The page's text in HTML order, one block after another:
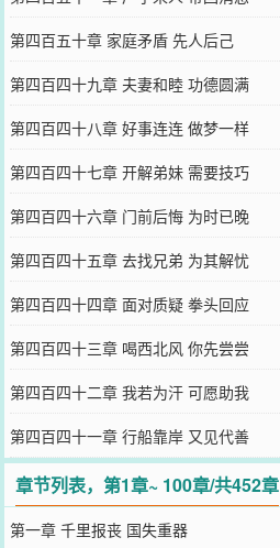
第四百五十章 家庭矛盾 先人后己
第四百四十九章 夫妻和睦 功德圆满
第四百四十八章 好事连连 做梦一样
第四百四十七章 开解弟妹 需要技巧
第四百四十六章 门前后悔 为时已晚
第四百四十五章 去找兄弟 为其解忧
第四百四十四章 面对质疑 拳头回应
第四百四十三章 喝西北风 你先尝尝
第四百四十二章 我若为汗 可愿助我
第四百四十一章 行船靠岸 又见代善
章节列表，第1章~ 100章/共452章
第一章 千里报丧 国失重器